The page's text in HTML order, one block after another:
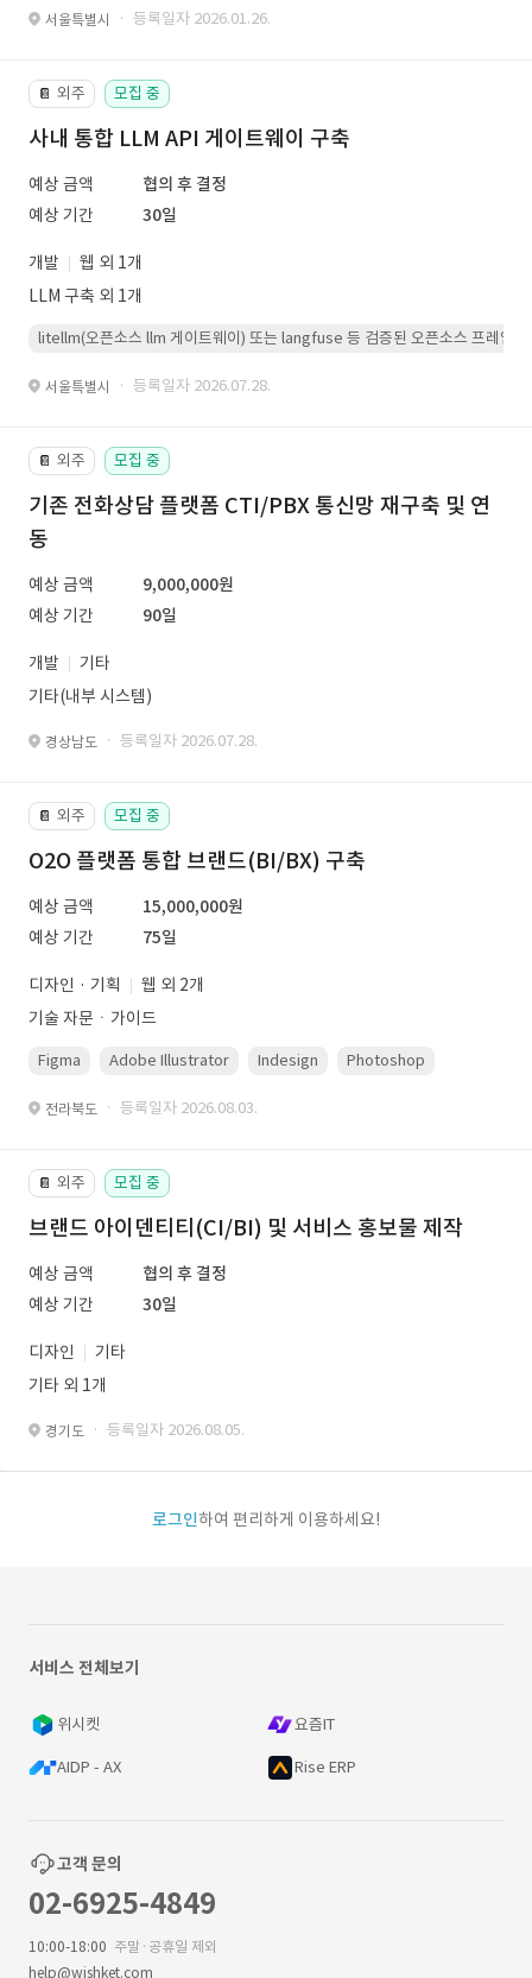
서울특별시 · 등록일자 2026.01.26.
📔 외주 모집 중
사내 통합 LLM API 게이트웨이 구축
예상 금액
협의 후 결정
예상 기간
30일
개발
웹 외 1개
LLM 구축 외 1개
litellm(오픈소스 llm 게이트웨이) 또는 langfuse 등 검증된 오픈소스 프레임워
서울특별시 · 등록일자 2026.07.28.
📔 외주 모집 중
기존 전화상담 플랫폼 CTI/PBX 통신망 재구축 및 연
동
예상 금액
9,000,000원
예상 기간
90일
개발
기타
기타(내부 시스템)
경상남도 · 등록일자 2026.07.28.
📔 외주 모집 중
O2O 플랫폼 통합 브랜드(BI/BX) 구축
예상 금액
15,000,000원
예상 기간
75일
디자인 · 기획
웹 외 2개
기술 자문ㆍ가이드
Figma Adobe Illustrator Indesign Photoshop
전라북도 · 등록일자 2026.08.03.
📔 외주 모집 중
브랜드 아이덴티티(CI/BI) 및 서비스 홍보물 제작
예상 금액
협의 후 결정
예상 기간
30일
디자인
기타
기타 외 1개
경기도 · 등록일자 2026.08.05.
로그인하여 편리하게 이용하세요!
서비스 전체보기
위시켓 요즘IT
AIDP - AX Rise ERP
고객 문의
02-6925-4849
10:00-18:00 주말·공휴일 제외
help@wishket.com